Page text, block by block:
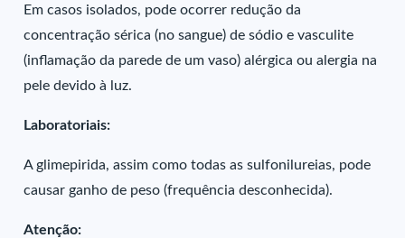
Em casos isolados, pode ocorrer redução da
concentração sérica (no sangue) de sódio e vasculite
(inflamação da parede de um vaso) alérgica ou alergia na
pele devido à luz.
Laboratoriais:
A glimepirida, assim como todas as sulfonilureias, pode
causar ganho de peso (frequência desconhecida).
Atenção: